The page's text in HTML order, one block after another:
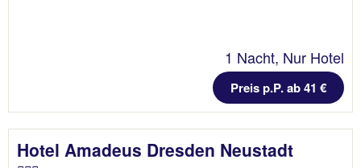
1 Nacht, Nur Hotel
Preis p.P. ab 41 €
Hotel Amadeus Dresden Neustadt